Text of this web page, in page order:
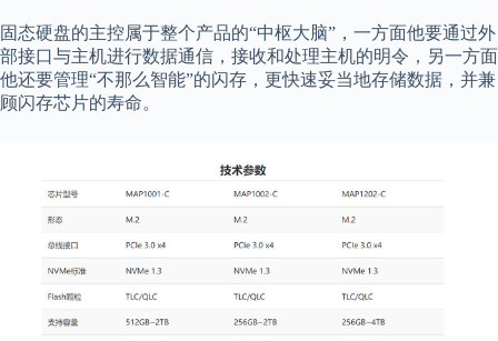
固态硬盘的主控属于整个产品的“中枢大脑”，一方面他要通过外
部接口与主机进行数据通信，接收和处理主机的明令，另一方面
他还要管理“不那么智能”的闪存，更快速妥当地存储数据，并兼
顾闪存芯片的寿命。